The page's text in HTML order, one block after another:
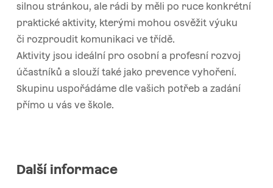
silnou stránkou, ale rádi by měli po ruce konkrétní
praktické aktivity, kterými mohou osvěžit výuku
či rozproudit komunikaci ve třídě.
Aktivity jsou ideální pro osobní a profesní rozvoj
účastníků a slouží také jako prevence vyhoření.
Skupinu uspořádáme dle vašich potřeb a zadání
přímo u vás ve škole.
Další informace